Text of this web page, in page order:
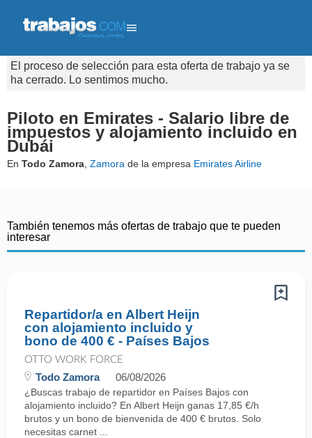
El proceso de selección para esta oferta de trabajo ya se
ha cerrado. Lo sentimos mucho.
Piloto en Emirates - Salario libre de
impuestos y alojamiento incluido en
Dubái
En Todo Zamora Zamora de la empresa Emirates Airline
También tenemos más ofertas de trabajo que te pueden
interesar
Repartidor/a en Albert Heijn
con alojamiento incluido y
bono de 400 € - Países Bajos
OTTO WORK FORCE
Todo Zamora 06/08/2026
¿Buscas trabajo de repartidor en Países Bajos con
alojamiento incluido? En Albert Heijn ganas 17,85 €/h
brutos y un bono de bienvenida de 400 € brutos. Solo
necesitas carnet ...